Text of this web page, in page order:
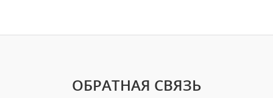
ОБРАТНАЯ СВЯЗЬ